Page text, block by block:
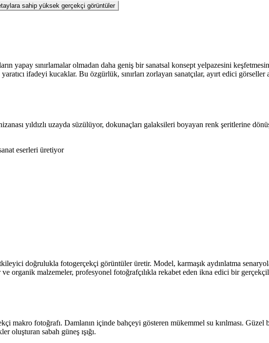
sahip yüksek gerçekçi görüntüler
yapay sınırlamalar olmadan daha geniş bir sanatsal konsept yelpazesini
ifadeyi kucaklar. Bu özgürlük, sınırları zorlayan sanatçılar, ayırt edici
yıldızlı uzayda süzülüyor, dokunaçları galaksileri boyayan renk şeritlerine
eserleri üretiyor
doğrulukla fotogerçekçi görüntüler üretir. Model, karmaşık aydınlatma
ve organik malzemeler, profesyonel fotoğrafçılıkla rekabet eden ikna edici bir
makro fotoğrafı. Damlanın içinde bahçeyi gösteren mükemmel su kırılması.
oluşturan sabah güneş ışığı.